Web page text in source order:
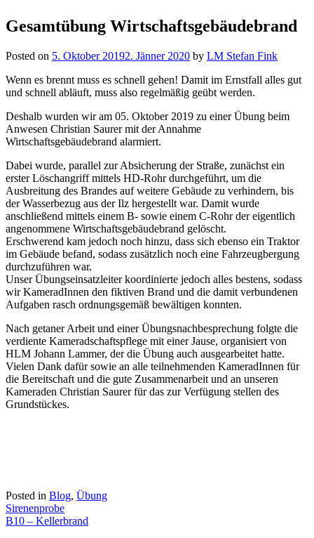
Gesamtübung Wirtschaftsgebäudebrand
Posted on 5. Oktober 20192. Jänner 2020 by LM Stefan Fink
Wenn es brennt muss es schnell gehen! Damit im Ernstfall alles gut
und schnell abläuft, muss also regelmäßig geübt werden.
Deshalb wurden wir am 05. Oktober 2019 zu einer Übung beim
Anwesen Christian Saurer mit der Annahme
Wirtschaftsgebäudebrand alarmiert.
Dabei wurde, parallel zur Absicherung der Straße, zunächst ein
erster Löschangriff mittels HD-Rohr durchgeführt, um die
Ausbreitung des Brandes auf weitere Gebäude zu verhindern, bis
der Wasserbezug aus der Ilz hergestellt war. Damit wurde
anschließend mittels einem B- sowie einem C-Rohr der eigentlich
angenommene Wirtschaftsgebäudebrand gelöscht.
Erschwerend kam jedoch noch hinzu, dass sich ebenso ein Traktor
im Gebäude befand, sodass zusätzlich noch eine Fahrzeugbergung
durchzuführen war.
Unser Übungseinsatzleiter koordinierte jedoch alles bestens, sodass
wir KameradInnen den fiktiven Brand und die damit verbundenen
Aufgaben rasch ordnungsgemäß bewältigen konnten.
Nach getaner Arbeit und einer Übungsnachbesprechung folgte die
verdiente Kameradschaftspflege mit einer Jause, organisiert von
HLM Johann Lammer, der die Übung auch ausgearbeitet hatte.
Vielen Dank dafür sowie an alle teilnehmenden KameradInnen für
die Bereitschaft und die gute Zusammenarbeit und an unseren
Kameraden Christian Saurer für das zur Verfügung stellen des
Grundstückes.
Posted in Blog, Übung
Beitragsnavigation
Sirenenprobe
B10 – Kellerbrand